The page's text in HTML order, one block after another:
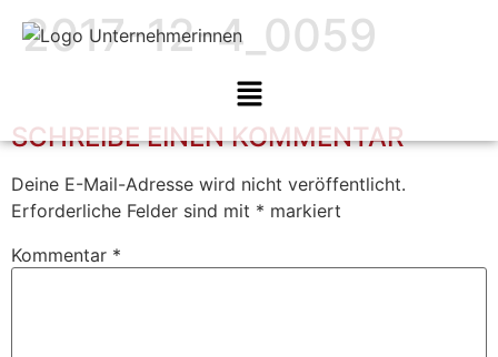
2017-12-4_0059
SCHREIBE EINEN KOMMENTAR
Deine E-Mail-Adresse wird nicht veröffentlicht.
Erforderliche Felder sind mit * markiert
Kommentar *